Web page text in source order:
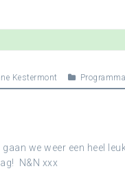
Kestermont
we weer een heel
N&N xxx